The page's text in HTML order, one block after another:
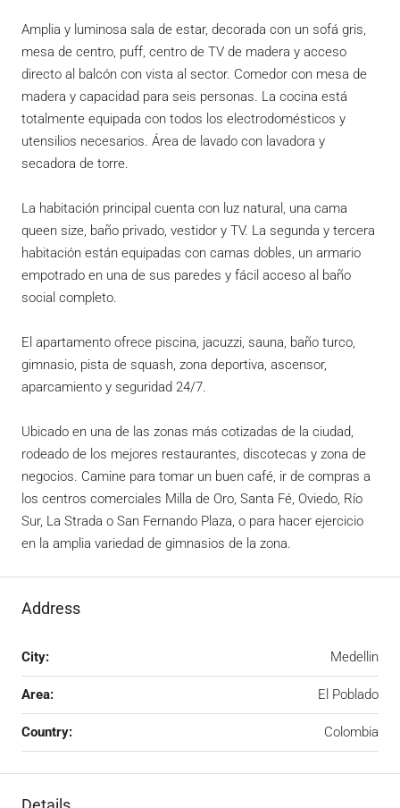
Amplia y luminosa sala de estar, decorada con un sofá gris,
mesa de centro, puff, centro de TV de madera y acceso
directo al balcón con vista al sector. Comedor con mesa de
madera y capacidad para seis personas. La cocina está
totalmente equipada con todos los electrodomésticos y
utensilios necesarios. Área de lavado con lavadora y
secadora de torre.
La habitación principal cuenta con luz natural, una cama
queen size, baño privado, vestidor y TV. La segunda y tercera
habitación están equipadas con camas dobles, un armario
empotrado en una de sus paredes y fácil acceso al baño
social completo.
El apartamento ofrece piscina, jacuzzi, sauna, baño turco,
gimnasio, pista de squash, zona deportiva, ascensor,
aparcamiento y seguridad 24/7.
Ubicado en una de las zonas más cotizadas de la ciudad,
rodeado de los mejores restaurantes, discotecas y zona de
negocios. Camine para tomar un buen café, ir de compras a
los centros comerciales Milla de Oro, Santa Fé, Oviedo, Río
Sur, La Strada o San Fernando Plaza, o para hacer ejercicio
en la amplia variedad de gimnasios de la zona.
Address
City: Medellin
Area: El Poblado
Country: Colombia